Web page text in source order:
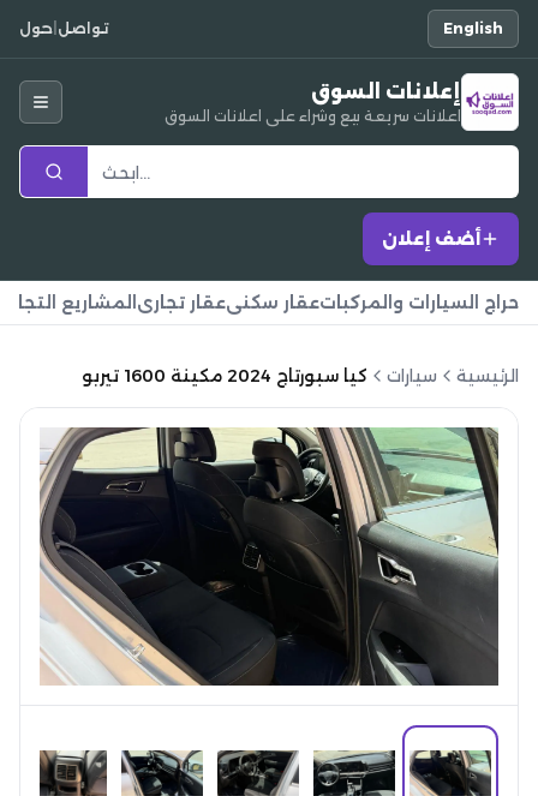
تواصل حول English
إعلانات السوق
اعلانات سريعة بيع وشراء على اعلانات السوق
أضف إعلان
حراج السيارات والمركباتعقار سكنيعقار تجاري المشاريع
الرئيسية سيارات كيا سبورتاج 2024 مكينة 1600 تيربو